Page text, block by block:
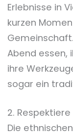
Erlebnisse in
kurzen
Abend essen,
ihre
sogar ein
2.
Die